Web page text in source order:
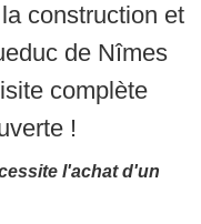
construction et
de Nîmes
complète
!
l'achat d'un